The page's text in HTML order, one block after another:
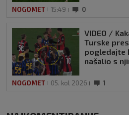
NOGOMET 15:49 0
VIDEO /
Turske
pogledajte
našalio s
NOGOMET 05. kol 2026 1